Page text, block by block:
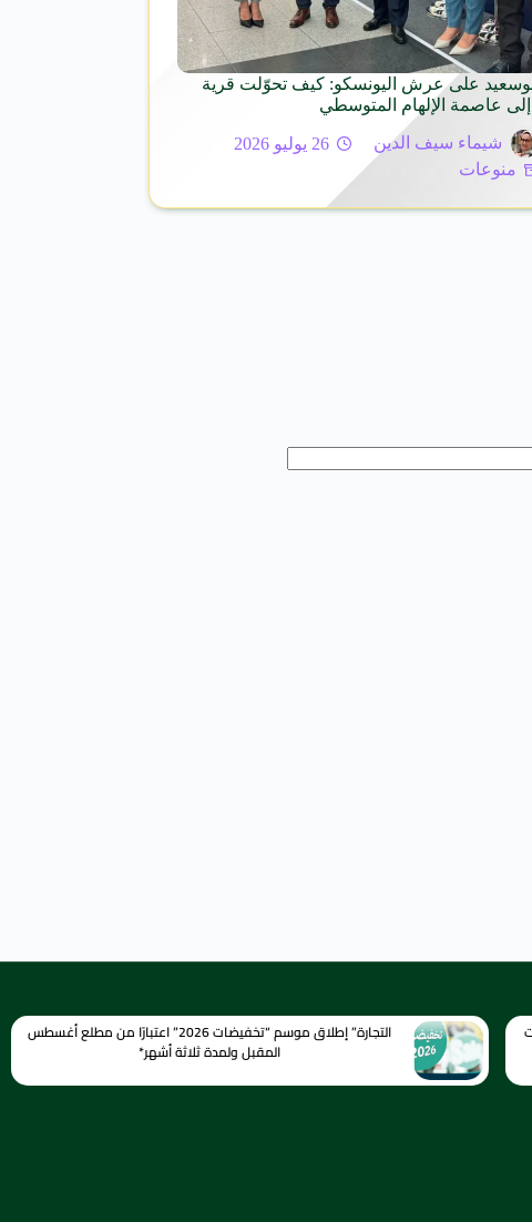
على عرش اليونسكو: كيف تحوّلت قرية
إلى عاصمة الإلهام المتوسطي
شيماء سيف الدين
26 يوليو 2026
منوعات
التجارة” إطلاق موسم “تخفيضات 2026” اعتبارًا من مطلع أغسطس
المقبل ولمدة ثلاثة أشهر*